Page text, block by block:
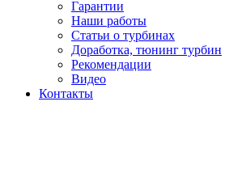
Гарантии
Наши работы
Статьи о турбинах
Доработка, тюнинг турбин
Рекомендации
Видео
Контакты